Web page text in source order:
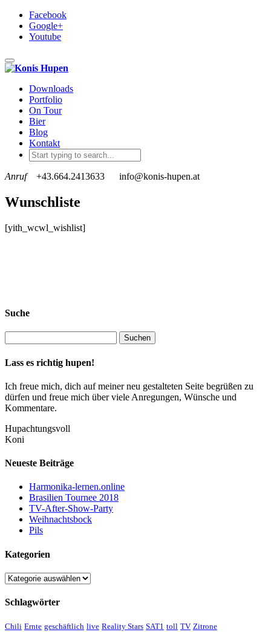
Facebook
Google+
Youtube
Toggle navigation
Downloads
Portfolio
On Tour
Bier
Blog
Kontakt
Anruf +43.664.2413633 info@konis-hupen.at
Wunschliste
[yith_wcwl_wishlist]
Suche
Lass es richtig hupen!
Ich freue mich, dich auf meiner neu gestalteten Seite begrüßen zu
dürfen und freue mich über viele Anregungen, Wünsche und
Kommentare.
Hupachtungsvoll
Koni
Neueste Beiträge
Harmonika-lernen.online
Brasilien Tournee 2018
TV-After-Show-Party
Weihnachtsbock
Pils
Kategorien
Kategorien
Schlagwörter
Chili Ernte geschäftlich live Reality Stars SAT1 toll TV Zitrone